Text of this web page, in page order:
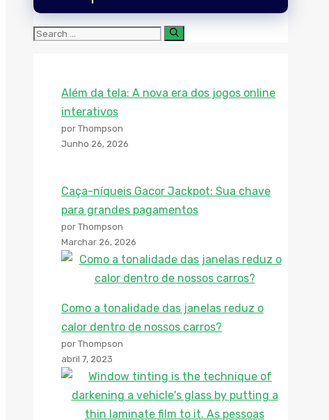
Procurar:
Além da tela: A nova era dos jogos online
interativos
por Thompson
Junho 26, 2026
Caça-níqueis Gacor Jackpot: Sua chave
para grandes pagamentos
por Thompson
Marchar 26, 2026
Como a tonalidade das janelas reduz o
calor dentro de nossos carros?
por Thompson
abril 7, 2023